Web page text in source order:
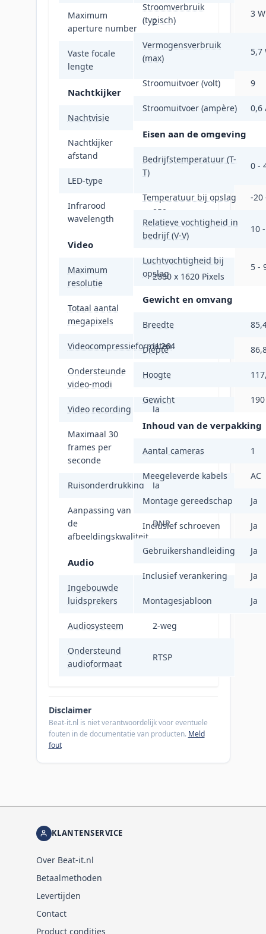
Maximum
aperture number
2
Vaste focale
lengte
4 mm
Nachtkijker
Nachtvisie
Nachtkijker
afstand
LED-type
Infrarood
wavelength
850 nm
Video
Maximum
resolutie
2880 x 1620 Pixels
Totaal aantal
megapixels
Videocompressieformaten
H.264
Ondersteunde
video-modi
1620p
Video recording Ja
Maximaal 30
frames per
seconde
30 fps
Ruisonderdrukking Ja
Aanpassing van
de
afbeeldingskwaliteit
DNR
Audio
Ingebouwde
luidsprekers
Audiosysteem 2-weg
Ondersteund
audioformaat
RTSP
Stroomverbruik
(typisch)
3 W
Vermogensverbruik
(max)
5,7
Stroomuitvoer (volt) 9
Stroomuitvoer (ampère) 0,6
Eisen aan de omgeving
Bedrijfstemperatuur (T-
T)
0 -
Temperatuur bij opslag -20
Relatieve vochtigheid in
bedrijf (V-V)
10
Luchtvochtigheid bij
opslag
5 -
Gewicht en omvang
Breedte
Diepte
Hoogte
Gewicht
Inhoud van de verpakking
Aantal cameras 1
Meegeleverde kabels AC
Montage gereedschap Ja
Inclusief schroeven Ja
Gebruikershandleiding Ja
Inclusief verankering Ja
Montagesjabloon Ja
Disclaimer
Beat-it.nl is niet verantwoordelijk voor eventuele
fouten in de documentatie van producten. Meld
fout
KLANTENSERVICE
Over Beat-it.nl
Betaalmethoden
Levertijden
Contact
Product condities